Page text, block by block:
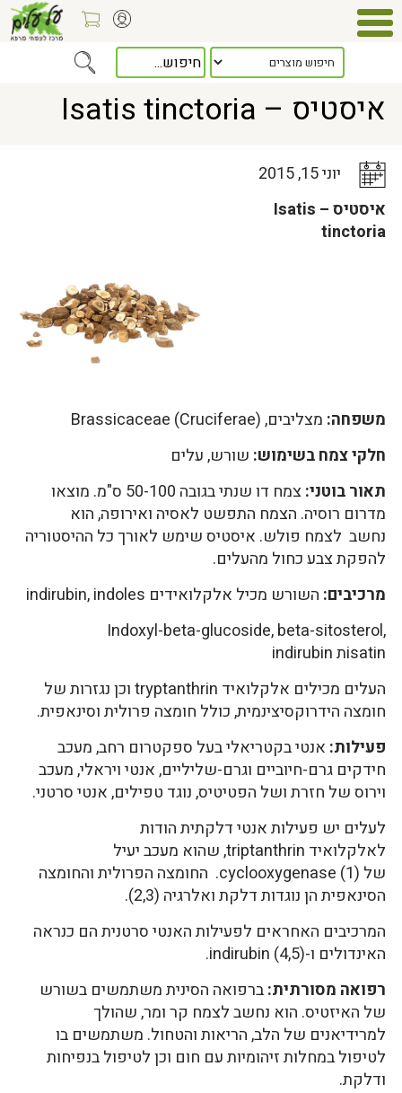
כלל המאמרים> איסטיס – Isatis tinctoria
איסטיס – Isatis tinctoria
יוני 15, 2015
איסטיס – Isatis
tinctoria
משפחה: מצליבים, Brassicaceae (Cruciferae)
חלקי צמח בשימוש: שורש, עלים
תאור בוטני:
צמח דו שנתי בגובה 50-100 ס"מ. מוצאו
מדרום רוסיה. הצמח התפשט לאסיה ואירופה, הוא
נחשב לצמח פולש. איסטיס שימש לאורך כל ההיסטוריה
להפקת צבע כחול מהעלים.
מרכיבים: השורש מכיל אלקלואידים indirubin, indoles
Indoxyl-beta-glucoside, beta-sitosterol,
isatinת indirubin
העלים מכילים אלקלואיד tryptanthrin וכן נגזרות של
חומצה הידרוקסיצינמית, כולל חומצה פרולית וסינאפית.
פעילות: אנטי בקטריאלי בעל ספקטרום רחב, מעכב
חידקים גרם-חיוביים וגרם-שליליים, אנטי ויראלי, מעכב
וירוס של חזרת ושל הפטיטיס, נוגד טפילים, אנטי סרטני.
לעלים יש פעילות אנטי דלקתית הודות
לאלקלואיד triptanthrin, שהוא מעכב יעיל
של cyclooxygenase (1). החומצה הפרולית והחומצה
הסינאפית הן נוגדות דלקת ואלרגיה (2,3).
המרכיבים האחראים לפעילות האנטי סרטנית הם כנראה
האינדולים ו-indirubin (4,5).
רפואה מסורתית:ברפואה הסינית משתמשים בשורש
של האיזטיס. הוא נחשב לצמח קר ומר, שהולך
למרידיאנים של הלב, הריאות והטחול. משתמשים בו
לטיפול במחלות זיהומיות עם חום וכן לטיפול בנפיחות
ודלקת.